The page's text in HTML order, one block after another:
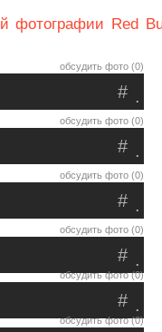
фотографии Red
обсудить фото (0)
.
#
обсудить фото (0)
.
#
обсудить фото (0)
.
#
обсудить фото (0)
.
#
обсудить фото (0)
.
#
обсудить фото (0)